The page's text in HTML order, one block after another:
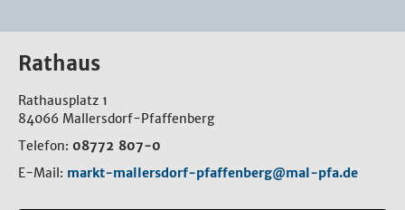
Rathaus
Rathausplatz 1
84066 Mallersdorf-Pfaffenberg
Telefon: 08772 807-0
E-Mail: markt-mallersdorf-pfaffenberg@mal-pfa.de